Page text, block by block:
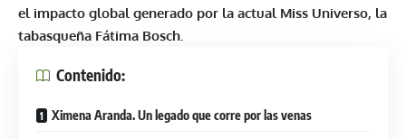
el impacto global generado por la actual Miss Universo, la
tabasqueña Fátima Bosch.
Contenido:
Ximena Aranda. Un legado que corre por las venas